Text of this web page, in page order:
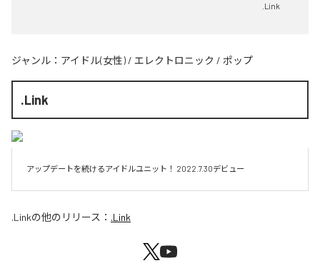
.Link
ジャンル： アイドル(女性) / エレクトロニック / ポップ
.Link
アップデートを続けるアイドルユニット！ 2022.7.30デビュー
.Linkの他のリリース： .Link